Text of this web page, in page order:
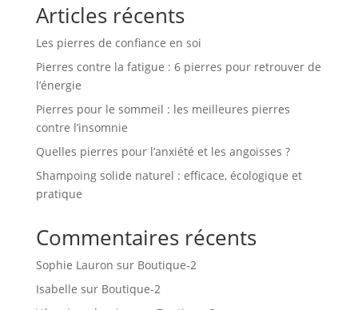
Articles récents
Les pierres de confiance en soi
Pierres contre la fatigue : 6 pierres pour retrouver de
l’énergie
Pierres pour le sommeil : les meilleures pierres
contre l’insomnie
Quelles pierres pour l’anxiété et les angoisses ?
Shampoing solide naturel : efficace, écologique et
pratique
Commentaires récents
Sophie Lauron sur Boutique-2
Isabelle sur Boutique-2